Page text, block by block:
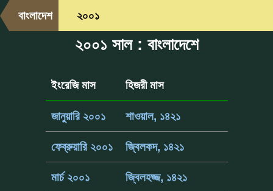
বাংলাদেশ ২০০১
২০০১ সাল : বাংলাদেশে
ইংরেজি মাস হিজরী মাস
জানুয়ারি ২০০১ শাওয়াল, ১৪২১
ফেব্রুয়ারি ২০০১ জ্বিলকদ, ১৪২১
মার্চ ২০০১ জ্বিলহজ্জ, ১৪২১